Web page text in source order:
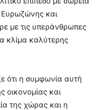
και
με τις υπεράνθρωπες
κλίμα καλύτερης
ότι η συμφωνία αυτή
οικονομίας και
της χώρας και η